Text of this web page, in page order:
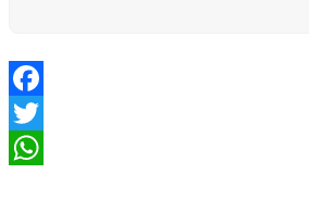
Facebook
Twitter